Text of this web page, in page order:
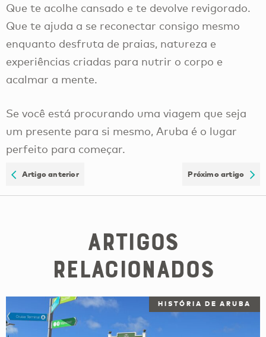
Que te acolhe cansado e te devolve revigorado.
Que te ajuda a se reconectar consigo mesmo
enquanto desfruta de praias, natureza e
experiências criadas para nutrir o corpo e
acalmar a mente.
Se você está procurando uma viagem que seja
um presente para si mesmo, Aruba é o lugar
perfeito para começar.
Artigo anterior Próximo artigo
Artigos
Relacionados
HISTÓRIA DE ARUBA